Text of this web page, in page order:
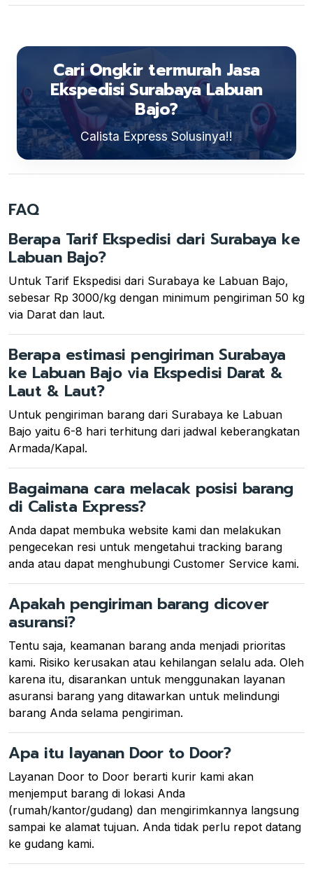
Cari Ongkir termurah Jasa
Ekspedisi Surabaya Labuan
Bajo?
Calista Express Solusinya!!
FAQ
Berapa Tarif Ekspedisi dari Surabaya ke
Labuan Bajo?
Untuk Tarif Ekspedisi dari Surabaya ke Labuan Bajo,
sebesar Rp 3000/kg dengan minimum pengiriman 50 kg
via Darat dan laut.
Berapa estimasi pengiriman Surabaya
ke Labuan Bajo via Ekspedisi Darat &
Laut & Laut?
Untuk pengiriman barang dari Surabaya ke Labuan
Bajo yaitu 6-8 hari terhitung dari jadwal keberangkatan
Armada/Kapal.
Bagaimana cara melacak posisi barang
di Calista Express?
Anda dapat membuka website kami dan melakukan
pengecekan resi untuk mengetahui tracking barang
anda atau dapat menghubungi Customer Service kami.
Apakah pengiriman barang dicover
asuransi?
Tentu saja, keamanan barang anda menjadi prioritas
kami. Risiko kerusakan atau kehilangan selalu ada. Oleh
karena itu, disarankan untuk menggunakan layanan
asuransi barang yang ditawarkan untuk melindungi
barang Anda selama pengiriman.
Apa itu layanan Door to Door?
Layanan Door to Door berarti kurir kami akan
menjemput barang di lokasi Anda
(rumah/kantor/gudang) dan mengirimkannya langsung
sampai ke alamat tujuan. Anda tidak perlu repot datang
ke gudang kami.